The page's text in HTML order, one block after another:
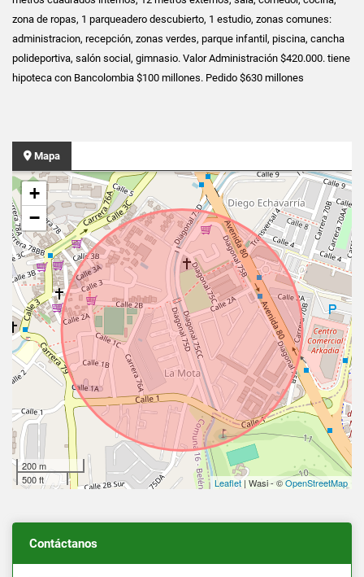
zona de ropas, 1 parqueadero descubierto, 1 estudio, zonas comunes:
administracion, recepción, zonas verdes, parque infantil, piscina, cancha
polideportiva, salón social, gimnasio. Valor Administración $420.000. tiene
hipoteca con Bancolombia $100 millones. Pedido $630 millones
Mapa
+
−
200 m
500 ft
Leaflet | Wasi - ©OpenStreetMap
Contáctanos